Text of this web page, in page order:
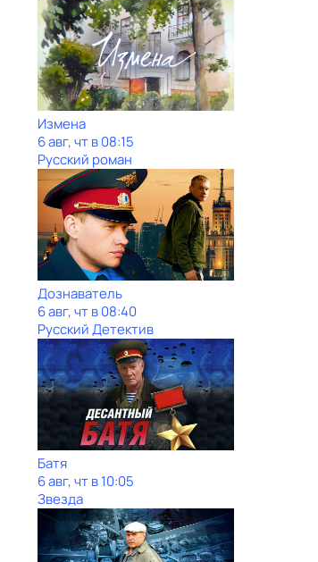
Измена
6 авг, чт в 08:15
Русский роман
Дознаватель
6 авг, чт в 08:40
Русский Детектив
Батя
6 авг, чт в 10:05
Звезда